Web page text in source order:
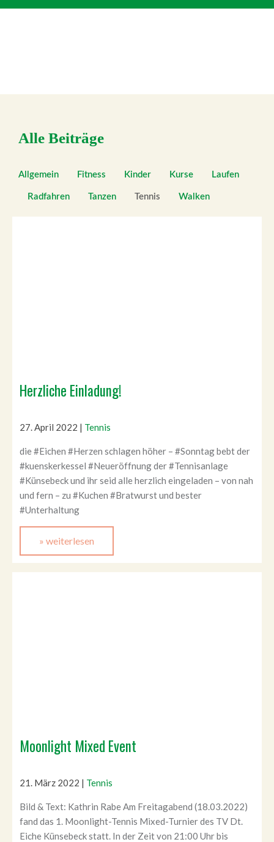
Alle Beiträge
Allgemein Fitness Kinder Kurse Laufen
Radfahren Tanzen Tennis Walken
Herzliche Einladung!
27. April 2022 | Tennis
die #Eichen #Herzen schlagen höher – #Sonntag bebt der
#kuenskerkessel #Neueröffnung der #Tennisanlage
#Künsebeck und ihr seid alle herzlich eingeladen – von nah
und fern – zu #Kuchen #Bratwurst und bester
#Unterhaltung
» weiterlesen
Moonlight Mixed Event
21. März 2022 | Tennis
Bild & Text: Kathrin Rabe Am Freitagabend (18.03.2022)
fand das 1. Moonlight-Tennis Mixed-Turnier des TV Dt.
Eiche Künsebeck statt. In der Zeit von 21:00 Uhr bis